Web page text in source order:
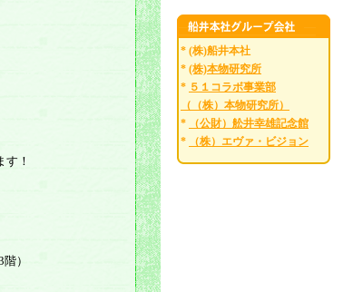
！
）
* (株)船井本社
* (株)本物研究所
* ５１コラボ事業部
（（株）本物研究所）
*
（公財）舩井幸雄記念館
*
（株）エヴァ・ビジョン